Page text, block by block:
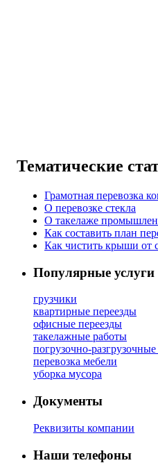
Тематические
Грамотная перевозка
О перевозке стекла
О такелаже
Как составить план
Как чистить крыши от
Популярные услуги
грузчики
квартирные переезды
офисные переезды
такелажные работы
погрузочно-
перевозка мебели
уборка мусора
Документы
Реквизиты компании
Наши телефоны